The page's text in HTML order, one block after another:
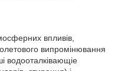
впливів,
випромінювання
водооталківающіе